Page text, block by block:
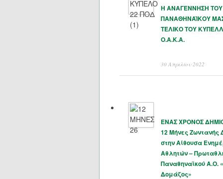
Η ΑΝΑΓΕΝΝΗΣΗ ΤΟΥ
ΠΑΝΑΘΗΝΑΪΚΟΥ
ΤΕΛΙΚΟ ΤΟΥ
Ο.Α.Κ.Α.
30 Απριλίου 2022
ΕΝΑΣ ΧΡΟΝΟΣ
12 Μήνες Ζωντανής
στην Αίθουσα
Αθλητών –
Παναθηναϊκού Α.Ο.
Δομάζος»